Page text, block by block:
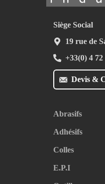
Devis &
Siège Social
19 rue de
+33(0) 4 72
Abrasifs
Adhésifs
Colles
E.P.I